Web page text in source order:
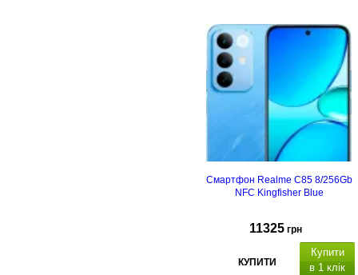
Смартфон Realme C85 8/256Gb
NFC Kingfisher Blue
11325 грн
КУПИТИ
Купити
в 1 клік